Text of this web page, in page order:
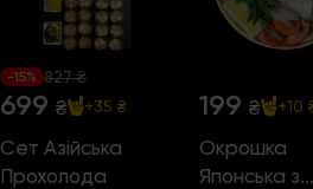
-15% 827 ₴
699 ₴ +35 ₴
Сет Азійська
Прохолода
199 ₴ +10
Окрошка
Японська з